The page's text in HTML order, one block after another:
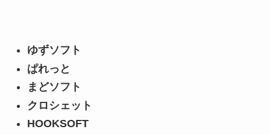
ゆずソフト
ぱれっと
まどソフト
クロシェット
HOOKSOFT